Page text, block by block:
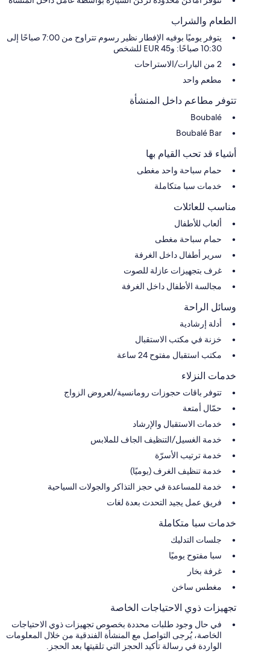
الطعام والشراب
يتوفر يوميًا بوفيه الإفطار نظير رسوم تتراوح من 7:00 صباحًا إلى
10:30 صباحًا: و45 EUR للشخص
2 من البارات/الاستراحات
مطعم واحد
تتوفر مطاعم داخل المنشأة
Boubalé
Boubalé Bar
أشياء قد تحب القيام بها
حمام سباحة واحد مغطى
خدمات سبا متكاملة
مناسب للعائلات
ألعاب للأطفال
حمام سباحة مغطى
سرير أطفال داخل الغرفة
غرف بتجهيزات عازلة للصوت
مجالسة الأطفال داخل الغرفة
وسائل الراحة
أدلة إرشادية
خزنة في مكتب الاستقبال
مكتب استقبال مفتوح 24 ساعة
خدمات النزلاء
تتوفر باقات حجوزات رومانسية/لعروض الزواج
حمّال أمتعة
خدمات الاستقبال والإرشاد
خدمة الغسيل/التنظيف الجاف للملابس
خدمة ترتيب الأسرّة
خدمة تنظيف الغرف (يوميًا)
خدمة للمساعدة في حجز التذاكر والجولات السياحية
فريق عمل يجيد التحدث بعدة لغات
خدمات سبا متكاملة
جلسات التدليك
سبا مفتوح يوميًا
غرفة بخار
مغطس ساخن
تجهيزات ذوي الاحتياجات الخاصة
في حال وجود طلبات محددة بخصوص تجهيزات ذوي الاحتياجات
الخاصة، يُرجى التواصل مع المنشأة الفندقية من خلال المعلومات
الواردة في رسالة تأكيد الحجز التي تلقيتها بعد الحجز.